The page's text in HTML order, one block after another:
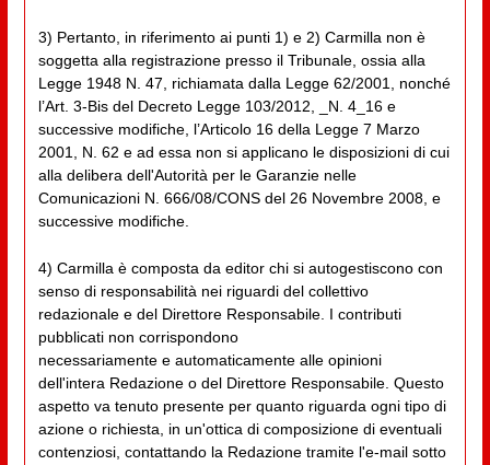
3) Pertanto, in riferimento ai punti 1) e 2) Carmilla non è
soggetta alla registrazione presso il Tribunale, ossia alla
Legge 1948 N. 47, richiamata dalla Legge 62/2001, nonché
l’Art. 3-Bis del Decreto Legge 103/2012, _N. 4_16 e
successive modifiche, l’Articolo 16 della Legge 7 Marzo
2001, N. 62 e ad essa non si applicano le disposizioni di cui
alla delibera dell'Autorità per le Garanzie nelle
Comunicazioni N. 666/08/CONS del 26 Novembre 2008, e
successive modifiche.
4) Carmilla è composta da editor chi si autogestiscono con
senso di responsabilità nei riguardi del collettivo
redazionale e del Direttore Responsabile. I contributi
pubblicati non corrispondono
necessariamente e automaticamente alle opinioni
dell'intera Redazione o del Direttore Responsabile. Questo
aspetto va tenuto presente per quanto riguarda ogni tipo di
azione o richiesta, in un'ottica di composizione di eventuali
contenziosi, contattando la Redazione tramite l'e-mail sotto